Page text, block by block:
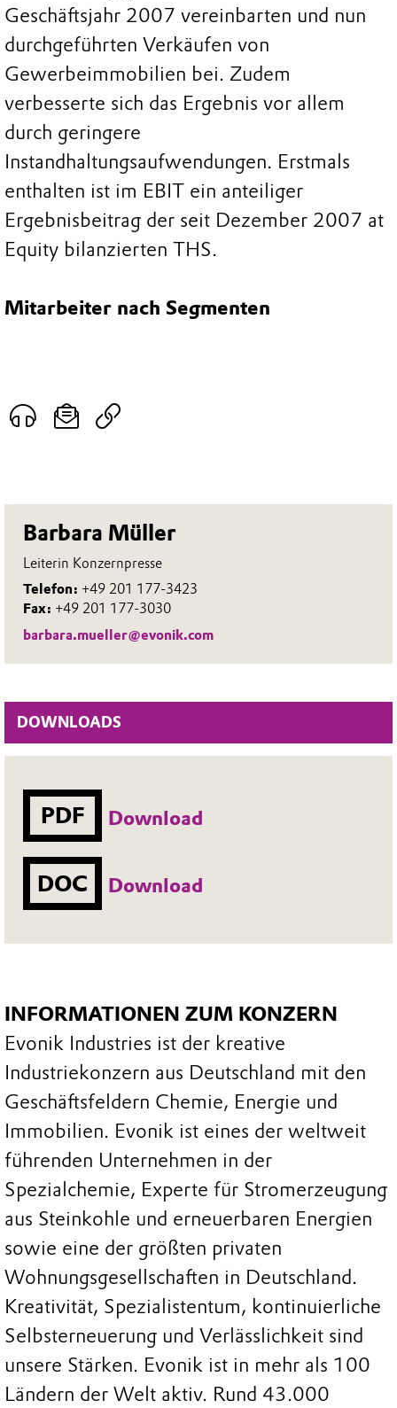
Barbara Müller
Leiterin Konzernpresse
Telefon: +49 201 177-3423
Fax: +49 201 177-3030
barbara.mueller@evonik.com
DOWNLOADS
PDF Download
DOC Download
Geschäftsjahr 2007 vereinbarten und nun
durchgeführten Verkäufen von
Gewerbeimmobilien bei. Zudem
verbesserte sich das Ergebnis vor allem
durch geringere
Instandhaltungsaufwendungen. Erstmals
enthalten ist im EBIT ein anteiliger
Ergebnisbeitrag der seit Dezember 2007 at
Equity bilanzierten THS.
Mitarbeiter nach Segmenten
INFORMATIONEN ZUM KONZERN
Evonik Industries ist der kreative
Industriekonzern aus Deutschland mit den
Geschäftsfeldern Chemie, Energie und
Immobilien. Evonik ist eines der weltweit
führenden Unternehmen in der
Spezialchemie, Experte für Stromerzeugung
aus Steinkohle und erneuerbaren Energien
sowie eine der größten privaten
Wohnungsgesellschaften in Deutschland.
Kreativität, Spezialistentum, kontinuierliche
Selbsterneuerung und Verlässlichkeit sind
unsere Stärken. Evonik ist in mehr als 100
Ländern der Welt aktiv. Rund 43.000